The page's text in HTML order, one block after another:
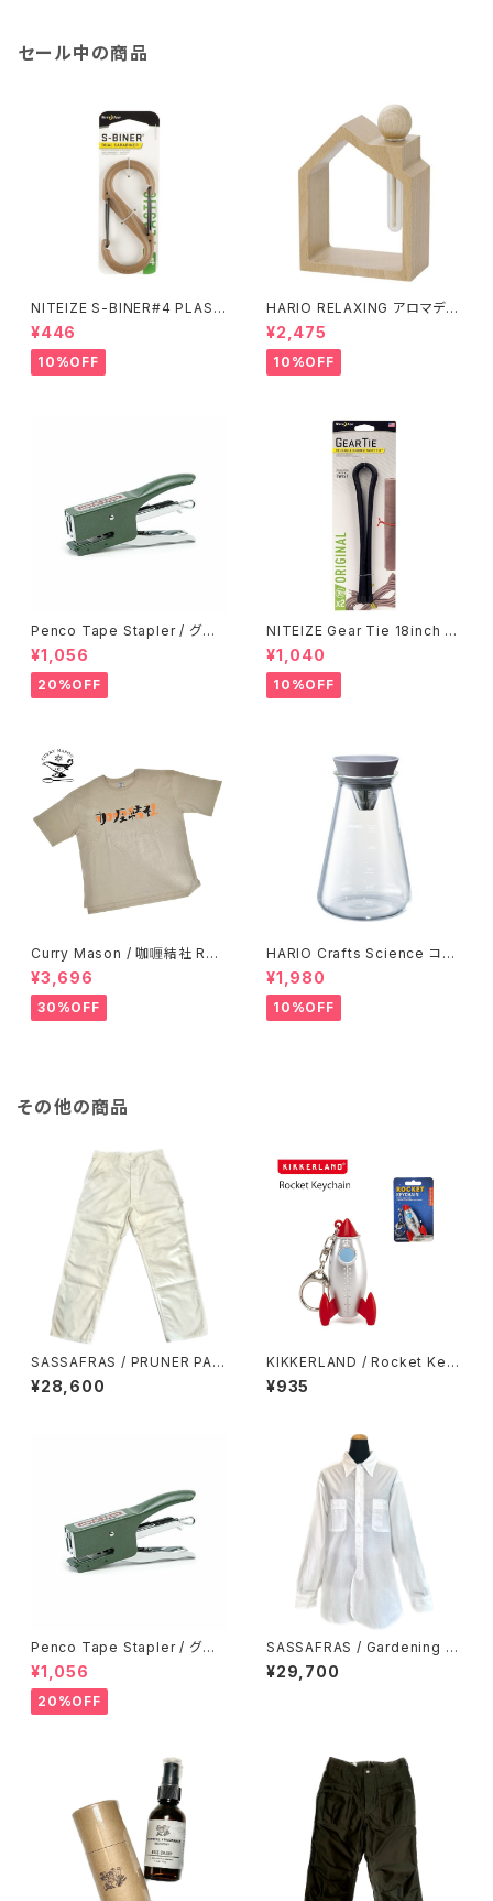
セール中の商品
NITEIZE S-BINER#4 PLAST
IC / コヨーテ
¥446
10%OFF
HARIO RELAXING アロマディ
フューザー 木のお家
¥2,475
10%OFF
Penco Tape Stapler / グリ
ーン
¥1,056
20%OFF
NITEIZE Gear Tie 18inch /
ブラック
¥1,040
10%OFF
Curry Mason / 咖喱結社 RET
RO T-Shirt
¥3,696
30%OFF
HARIO Crafts Science コニ
カルティーピッチャー 500ml
¥1,980
10%OFF
その他の商品
SASSAFRAS / PRUNER PAN
TS
¥28,600
KIKKERLAND / Rocket Key
Chain
¥935
Penco Tape Stapler / グリ
ーン
¥1,056
20%OFF
SASSAFRAS / Gardening At
Night Shirt
¥29,700